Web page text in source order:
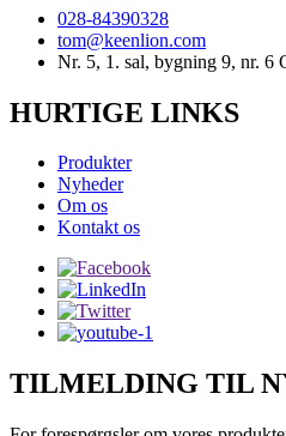
028-84390328
tom@keenlion.com
Nr. 5, 1. sal, bygning 9, nr. 6
HURTIGE LINKS
Produkter
Nyheder
Om os
Kontakt os
TILMELDING TIL